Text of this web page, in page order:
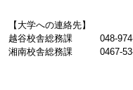
【大学への連絡先】
越谷校舎総務課 048-974-
湘南校舎総務課 0467-53-